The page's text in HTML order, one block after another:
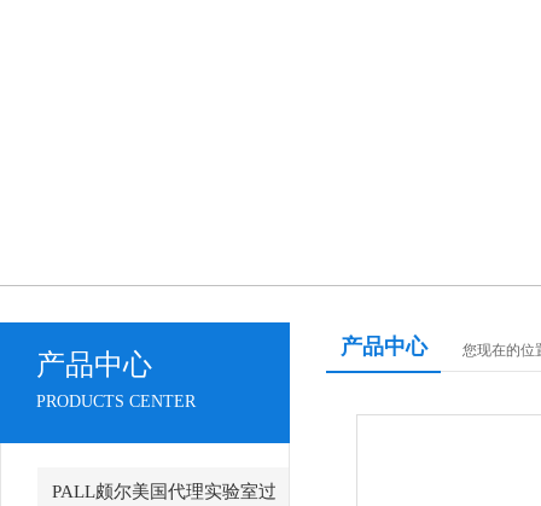
产品中心
PRODUCTS CENTER
PALL颇尔美国代理实验室过
产品中心 您现在的位置